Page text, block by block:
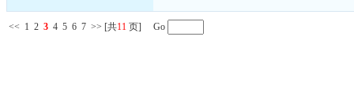
<< 1 2 3 4 5 6 7 >> [共11 页] Go